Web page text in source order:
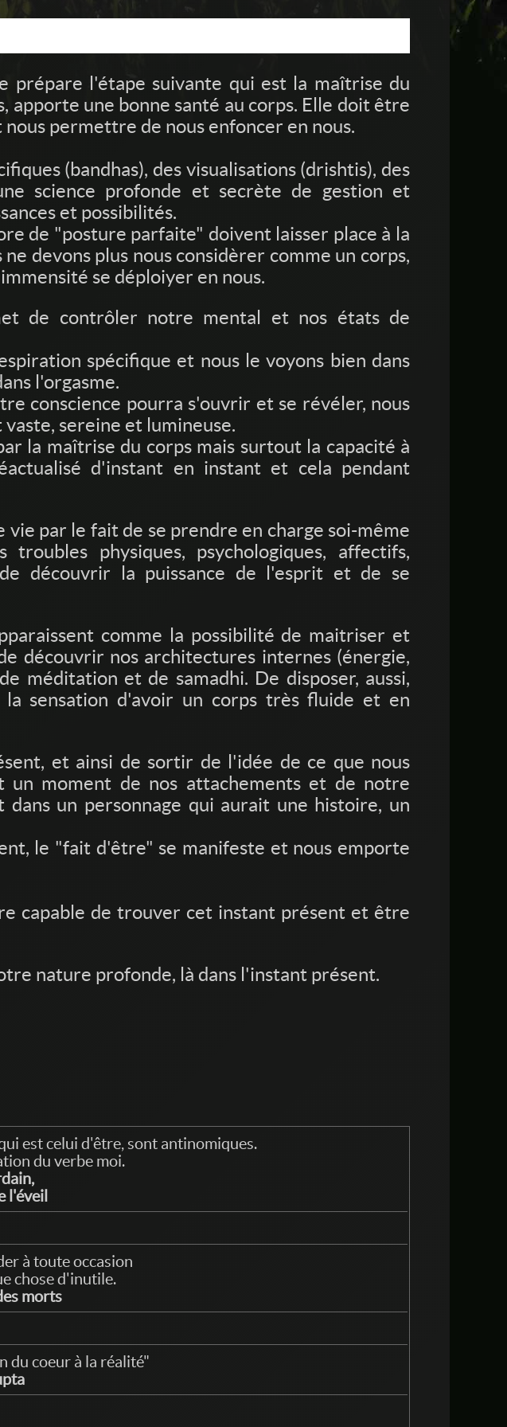
prépare l'étape suivante qui est la maîtrise du
apporte une bonne santé au corps. Elle doit être
permettre de nous enfoncer en nous.
(bandhas), des visualisations (drishtis), des
science profonde et secrète de gestion et
et possibilités.
de "posture parfaite" doivent laisser place à la
devons plus nous considèrer comme un corps,
se déploiyer en nous.
de contrôler notre mental et nos états de
spécifique et nous le voyons bien dans
l'orgasme.
conscience pourra s'ouvrir et se révéler, nous
sereine et lumineuse.
la maîtrise du corps mais surtout la capacité à
d'instant en instant et cela pendant
par le fait de se prendre en charge soi-même
physiques, psychologiques, affectifs,
découvrir la puissance de l'esprit et de se
comme la possibilité de maitriser et
découvrir nos architectures internes (énergie,
méditation et de samadhi. De disposer, aussi,
sensation d'avoir un corps très fluide et en
et ainsi de sortir de l'idée de ce que nous
un moment de nos attachements et de notre
un personnage qui aurait une histoire, un
le "fait d'être" se manifeste et nous emporte
capable de trouver cet instant présent et être
nature profonde, là dans l'instant présent.
est celui d'être, sont antinomiques.
du verbe moi.
l'éveil
à toute occasion
chose d'inutile.
morts
du coeur à la réalité"